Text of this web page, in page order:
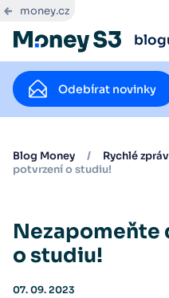
money.cz
Odebírat novinky
Blog Money / Rychlé
potvrzení o studiu!
o studiu!
07. 09. 2023